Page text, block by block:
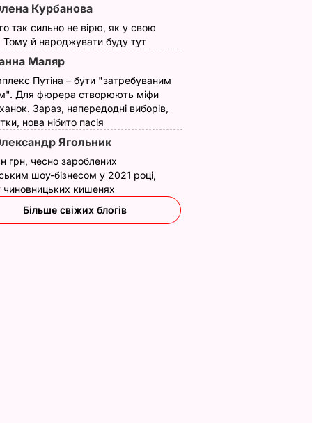
Курбанова
так сильно не вірю, як у свою
Тому й народжувати буду тут
Маляр
Путіна – бути "затребуваним
Для фюрера створюють міфи
Зараз, напередодні виборів,
нова нібито пасія
Ягольник
грн, чесно зароблених
шоу-бізнесом у 2021 році,
чиновницьких кишенях
Більше свіжих блогів